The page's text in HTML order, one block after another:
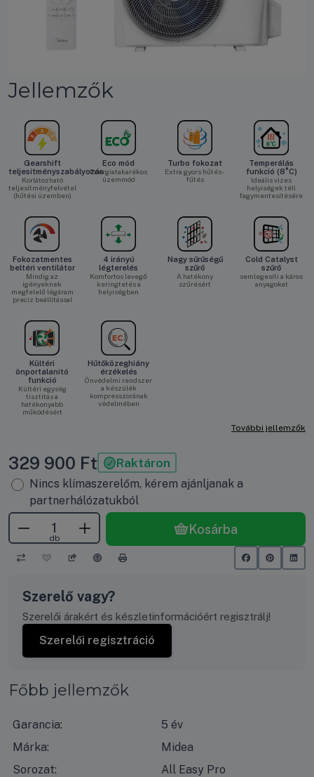
Jellemzők
Gearshift
teljesítményszabályozás
Korlátozható
teljesítményfelvétel
(hűtési üzemben)
Eco mód
Energiatakarékos
üzemmód
Turbo fokozat
Extra gyors hűtés -
fűtés
Temperálás
funkció (8°C)
Ideális vizes
helyiségek téli
fagymentesítésére
Fokozatmentes
beltéri ventilátor
Mindig az
igényeknek
megfelelő légáram
precíz beállítással
4 irányú
légterelés
Komfortos levegő
keringtetés a
helyiségben
Nagy sűrűségű
szűrő
A hatékony
szűrésért
Cold Catalyst
szűrő
semlegesíti a káros
anyagokat
Kültéri
önportalanító
funkció
Kültéri egység
tisztítás a
hatékonyabb
működésért
Hűtőközeghiány
érzékelés
Önvédelmi rendszer
a készülék
kompresszorának
védelmében
További jellemzők
329 900 Ft Raktáron
Nincs klímaszerelőm, kérem ajánljanak a
partnerhálózatukból
db
Kosárba
Szerelő vagy?
Szerelői árakért és készletinformációért regisztrálj!
Szerelői regisztráció
Főbb jellemzők
Garancia:
5 év
Márka:
Midea
Sorozat:
All Easy Pro